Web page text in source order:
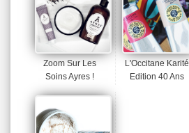
Zoom Sur Les
Soins Ayres !
L'Occitane Karité
Edition 40 Ans